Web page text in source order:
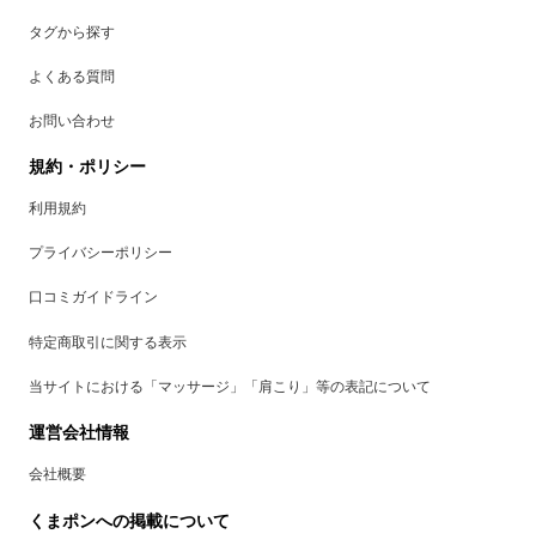
タグから探す
よくある質問
お問い合わせ
規約・ポリシー
利用規約
プライバシーポリシー
口コミガイドライン
特定商取引に関する表示
当サイトにおける「マッサージ」「肩こり」等の表記について
運営会社情報
会社概要
くまポンへの掲載について